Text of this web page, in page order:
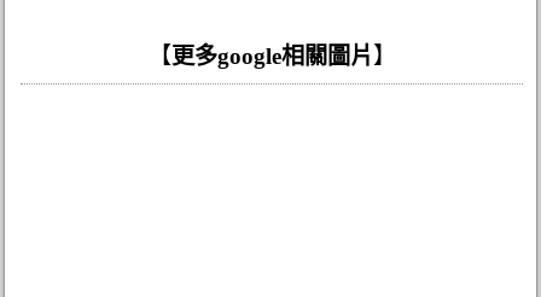
【更多google相關圖片 】